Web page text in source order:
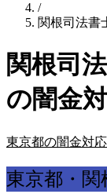
/
関根司法書
関根司
の闇金
東京都の闇金対
東京都・関